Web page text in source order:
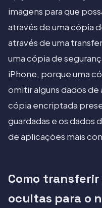
imagens para que
através de uma cópia
através de uma
uma cópia de
iPhone, porque uma
omitir alguns dados
cópia encriptada
guardadas e os dados
de aplicações mais
Como
ocultas para o